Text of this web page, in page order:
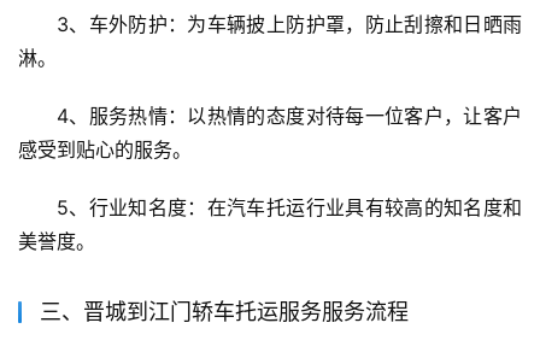
3、车外防护：为车辆披上防护罩，防止刮擦和日晒雨
淋。
4、服务热情：以热情的态度对待每一位客户，让客户
感受到贴心的服务。
5、行业知名度：在汽车托运行业具有较高的知名度和
美誉度。
三、晋城到江门轿车托运服务服务流程